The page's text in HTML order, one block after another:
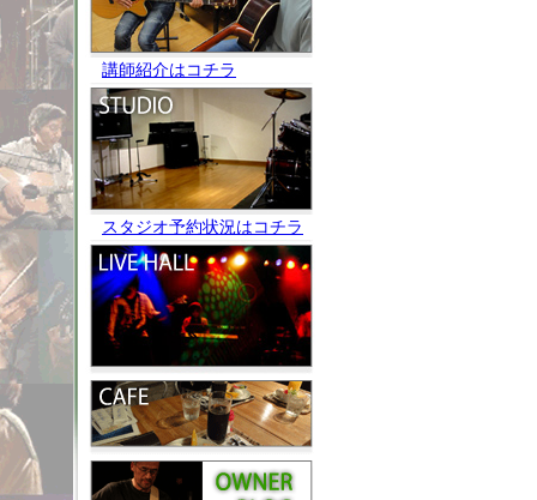
講師紹介はコチラ
スタジオ予約状況はコチラ